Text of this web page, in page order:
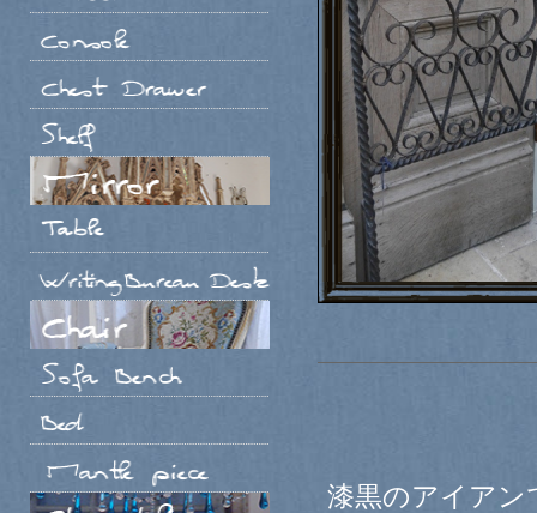
漆黒のアイアン